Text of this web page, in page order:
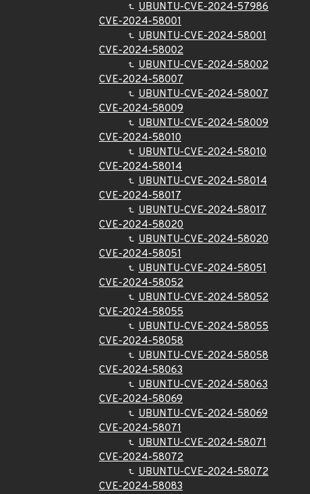
UBUNTU-CVE-2024-57986
CVE-2024-58001
UBUNTU-CVE-2024-58001
CVE-2024-58002
UBUNTU-CVE-2024-58002
CVE-2024-58007
UBUNTU-CVE-2024-58007
CVE-2024-58009
UBUNTU-CVE-2024-58009
CVE-2024-58010
UBUNTU-CVE-2024-58010
CVE-2024-58014
UBUNTU-CVE-2024-58014
CVE-2024-58017
UBUNTU-CVE-2024-58017
CVE-2024-58020
UBUNTU-CVE-2024-58020
CVE-2024-58051
UBUNTU-CVE-2024-58051
CVE-2024-58052
UBUNTU-CVE-2024-58052
CVE-2024-58055
UBUNTU-CVE-2024-58055
CVE-2024-58058
UBUNTU-CVE-2024-58058
CVE-2024-58063
UBUNTU-CVE-2024-58063
CVE-2024-58069
UBUNTU-CVE-2024-58069
CVE-2024-58071
UBUNTU-CVE-2024-58071
CVE-2024-58072
UBUNTU-CVE-2024-58072
CVE-2024-58083